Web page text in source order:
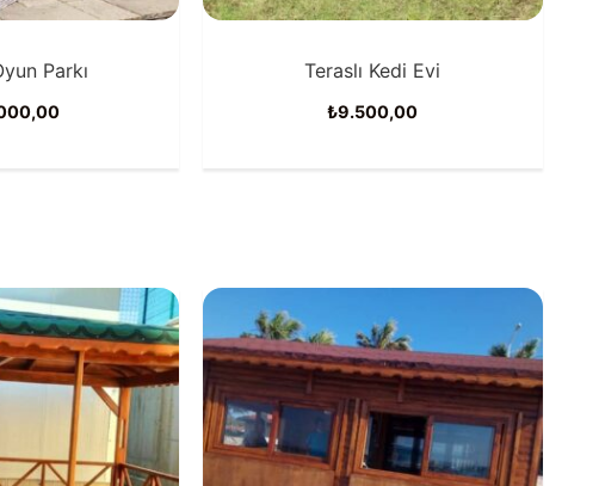
Parkı Teraslı Kedi Evi
₺9.500,00